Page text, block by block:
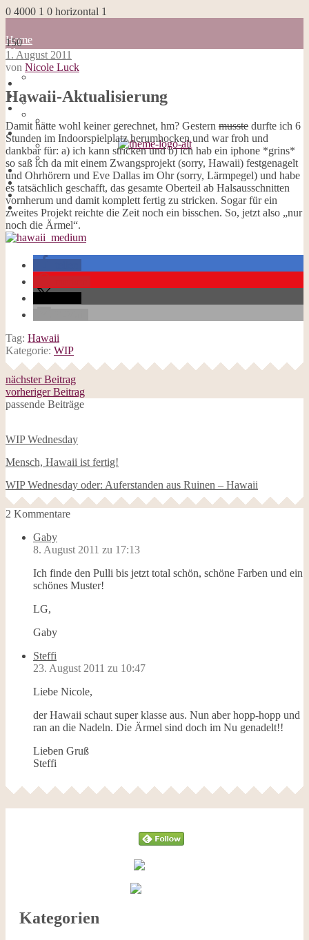
0 4000 1 0 horizontal 1
Home
Blog
about me
Impressum
Datenschutzerklärung
Galerie
Opal-Abos
Strickblogs
Hörbücher
150
Home
Blog
about me
100 Dinge
Impressum
Datenschutzerklärung
Cookies
Galerie
Opal-Abos
Strickblogs
Hörbücher
1. August 2011
von Nicole Luck
Hawaii-Aktualisierung
Damit hätte wohl keiner gerechnet, hm? Gestern musste durfte ich 6
Stunden im Indoorspielplatz herumhocken und war froh und
dankbar für: a) ich kann stricken und b) ich hab ein iphone *grins*
so saß ich da mit einem Zwangsprojekt (sorry, Hawaii) festgenagelt
und Ohrhörern und Eve Dallas im Ohr (sorry, Lärmpegel) und habe
es tatsächlich geschafft, das gesamte Oberteil ab Halsausschnitten
vornherum und damit komplett fertig zu stricken. Sogar für ein
zweites Projekt reichte die Zeit noch ein bisschen. So, jetzt also „nur
noch die Ärmel“.
Tag: Hawaii
Kategorie: WIP
nächster Beitrag
vorheriger Beitrag
passende Beiträge
WIP Wednesday
Mensch, Hawaii ist fertig!
WIP Wednesday oder: Auferstanden aus Ruinen – Hawaii
2 Kommentare
Gaby
8. August 2011 zu 17:13
Ich finde den Pulli bis jetzt total schön, schöne Farben und ein
schönes Muster!
LG,
Gaby
Steffi
23. August 2011 zu 10:47
Liebe Nicole,
der Hawaii schaut super klasse aus. Nun aber hopp-hopp und
ran an die Nadeln. Die Ärmel sind doch im Nu genadelt!!
Lieben Gruß
Steffi
Kategorien